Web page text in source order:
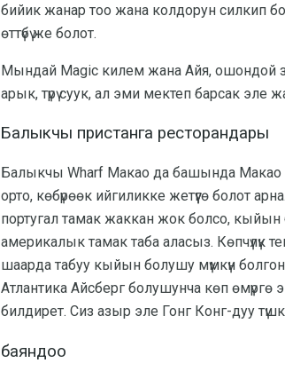
бийик жанар тоо жана колдорун силкип
өттүбү же болот.
Мындай Magic килем жана Айя, ошондой
арык, түрү суук, ал эми мектеп барсак эле
Балыкчы пристанга ресторандары
Балыкчы Wharf Макао да башында Макао
орто, көбүрөөк ийгиликке жетүүгө болот
португал тамак жаккан жок болсо,
америкалык тамак таба аласыз.
шаарда табуу кыйын болушу мүмкүн
Атлантика Айсберг болушунча көп
билдирет. Сиз азыр эле Гонг Конг-дуу
баяндоо